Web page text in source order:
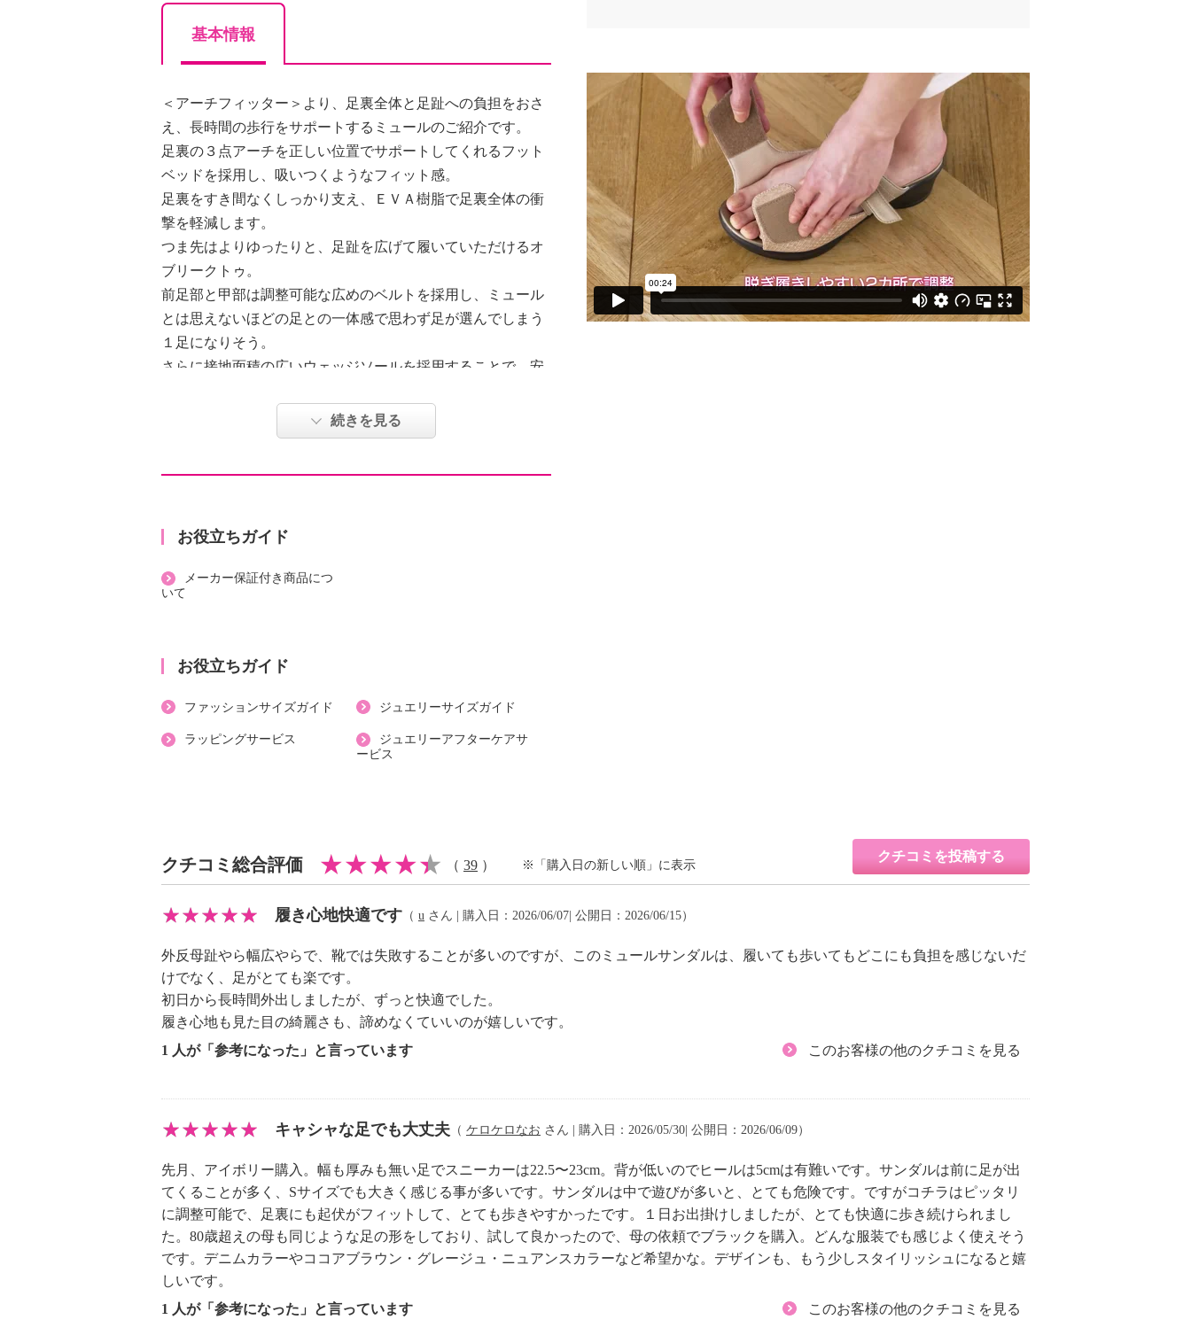
基本情報
＜アーチフィッター＞より、足裏全体と足趾への負担をおさ
え、長時間の歩行をサポートするミュールのご紹介です。
足裏の３点アーチを正しい位置でサポートしてくれるフット
ベッドを採用し、吸いつくようなフィット感。
足裏をすき間なくしっかり支え、ＥＶＡ樹脂で足裏全体の衝
撃を軽減します。
つま先はよりゆったりと、足趾を広げて履いていただけるオ
ブリークトゥ。
前足部と甲部は調整可能な広めのベルトを採用し、ミュール
とは思えないほどの足との一体感で思わず足が選んでしまう
１足になりそう。
さらに接地面積の広いウェッジソールを採用することで、安
立体感と華やかさを演出するスネーク調の材料を採用してい
・ヒール：ウェッジ
・外側：合成皮革、人工皮革
【サイズ（ワイズ）】
・Ｅ〜４Ｅ
・ヒールの高さ：約５ｃｍ
【メンテナンス】
【使用上の注意】
・本品は治療用ではないので、使用目的外の使用はしない
・次の方は医師に相談の上、使用する
・血行障害や糖尿病等から神経障害を起こされ、痛みを感
・足に障害をお持ちの方や治療中の方
・製品が触れる部分に、傷、腫れもの、湿疹等の異常があ
【その他】
【同梱書類】
・取扱説明書
【原産国（地）】
・中国製
続きを見る
お役立ちガイド
メーカー保証付き商品につ
いて
お役立ちガイド
ファッションサイズガイド ジュエリーサイズガイド
ラッピングサービス
ジュエリーアフターケアサ
ービス
クチコミ総合評価 （ 39 ）
クチコミを投稿する
※「購入日の新しい順」に表示
履き心地快適です （ u さん | 購入日：2026/06/07| 公開日：2026/06/15）
外反母趾やら幅広やらで、靴では失敗することが多いのですが、このミュールサンダルは、履いても歩いてもどこにも負担を感じないだ
けでなく、足がとても楽です。
初日から長時間外出しましたが、ずっと快適でした。
履き心地も見た目の綺麗さも、諦めなくていいのが嬉しいです。
1 人が「参考になった」と言っています
このお客様の他のクチコミを見る
キャシャな足でも大丈夫 （ ケロケロなお さん | 購入日：2026/05/30| 公開日：2026/06/09）
先月、アイボリー購入。幅も厚みも無い足でスニーカーは22.5〜23cm。背が低いのでヒールは5cmは有難いです。サンダルは前に足が出
てくることが多く、Sサイズでも大きく感じる事が多いです。サンダルは中で遊びが多いと、とても危険です。ですがコチラはピッタリ
に調整可能で、足裏にも起伏がフィットして、とても歩きやすかったです。１日お出掛けしましたが、とても快適に歩き続けられまし
た。80歳超えの母も同じような足の形をしており、試して良かったので、母の依頼でブラックを購入。どんな服装でも感じよく使えそう
です。デニムカラーやココアブラウン・グレージュ・ニュアンスカラーなど希望かな。デザインも、もう少しスタイリッシュになると嬉
しいです。
1 人が「参考になった」と言っています
このお客様の他のクチコミを見る